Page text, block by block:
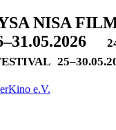
NISA
e.V.